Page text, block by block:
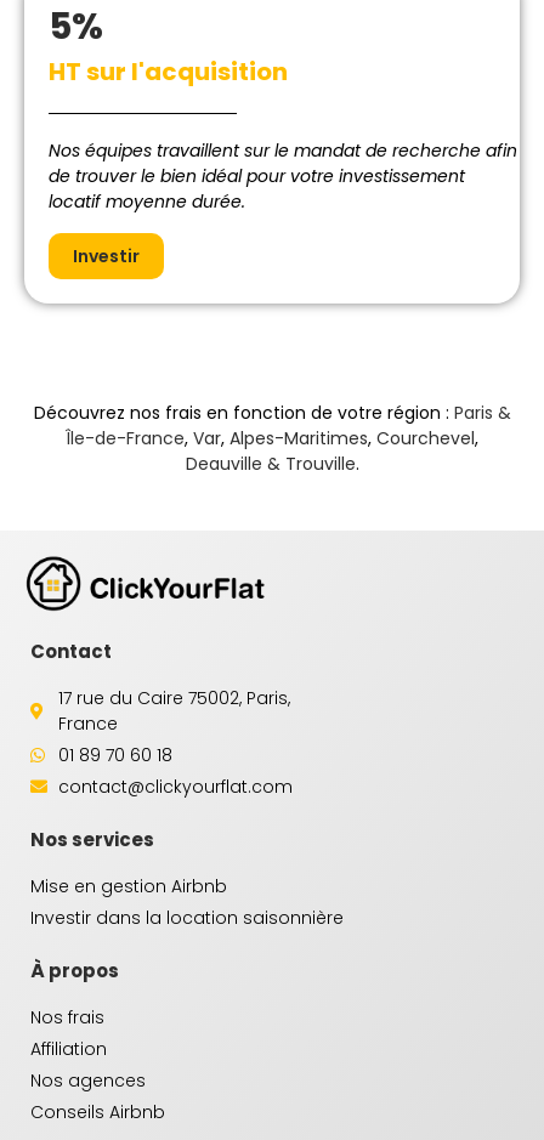
5%
HT sur l'acquisition
Nos équipes travaillent sur le mandat de recherche afin
de trouver le bien idéal pour votre investissement
locatif moyenne durée.
Investir
Découvrez nos frais en fonction de votre région : Paris &
Île-de-France, Var, Alpes-Maritimes, Courchevel,
Deauville & Trouville.
Contact
17 rue du Caire 75002, Paris,
France
01 89 70 60 18
contact@clickyourflat.com
Nos services
Mise en gestion Airbnb
Investir dans la location saisonnière
À propos
Nos frais
Affiliation
Nos agences
Conseils Airbnb